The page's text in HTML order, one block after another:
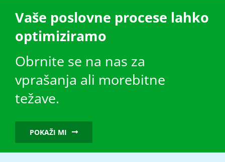
Vaše poslovne procese lahko
optimiziramo
Obrnite se na nas za
vprašanja ali morebitne
težave.
POKAŽI MI